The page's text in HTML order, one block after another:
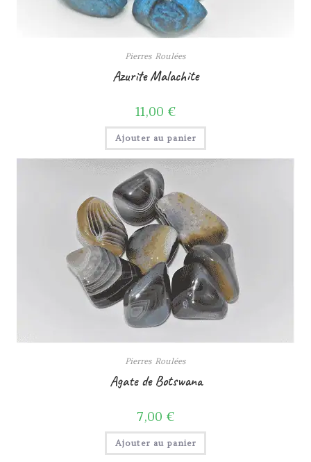
Pierres Roulées
Azurite Malachite
11,00 €
Ajouter au panier
Pierres Roulées
Agate de Botswana
7,00 €
Ajouter au panier